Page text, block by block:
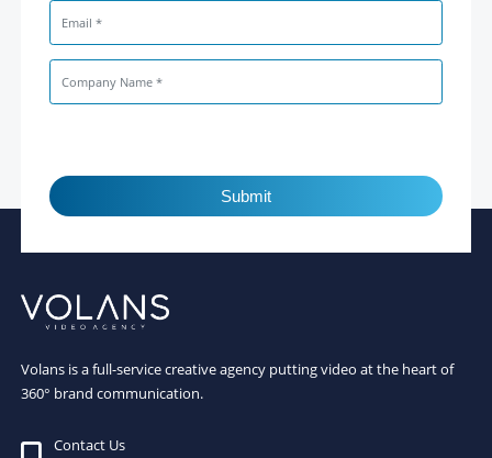
Submit
Volans is a full-service creative agency putting video at the heart of
360° brand communication.
Contact Us